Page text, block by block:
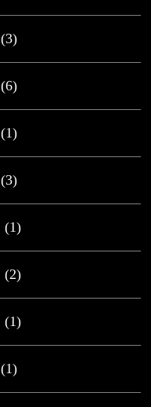
(3)
(6)
(1)
(3)
(1)
(2)
(1)
(1)